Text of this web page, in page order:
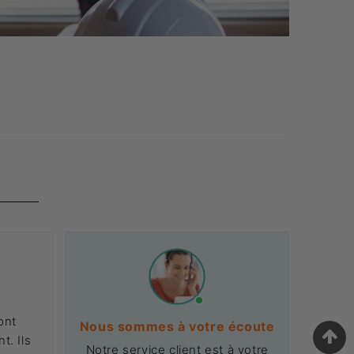
difficiles. C’est une alternative efficace
place rapide et sans effort.
Ils
Nous sommes à votre écoute
Notre service client est à votre